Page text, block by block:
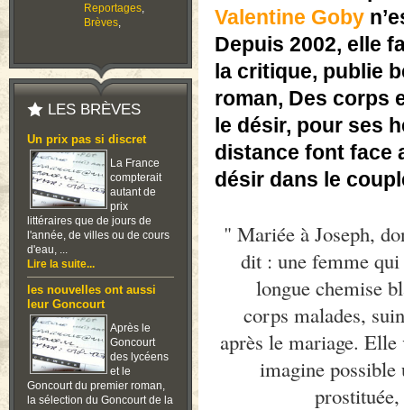
Reportages,
Brèves,
LES BRÈVES
Un prix pas si discret
La France
compterait
autant de
prix
littéraires que de jours de
l'année, de villes ou de cours
d'eau, ...
Lire la suite...
les nouvelles ont aussi
leur Goncourt
Après le
Goncourt
des lycéens
et le
Goncourt du premier roman,
la sélection du Goncourt de la
Valentine Goby
Depuis 2002, elle
la critique, publie
roman, Des corps
le désir, pour ses
distance font face
désir dans le
" Mariée à Joseph,
dit : une femme qui
longue chemise
corps malades,
après le mariage. Elle
imagine